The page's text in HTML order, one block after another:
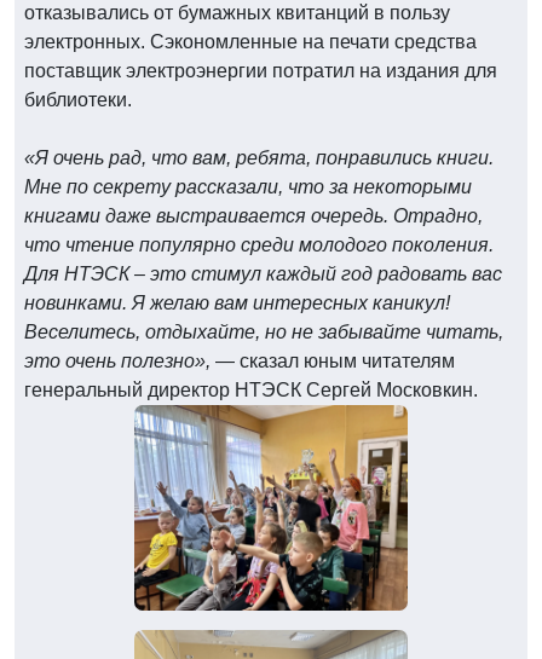
отказывались от бумажных квитанций в пользу
электронных. Сэкономленные на печати средства
поставщик электроэнергии потратил на издания для
библиотеки.
«Я очень рад, что вам, ребята, понравились книги.
Мне по секрету рассказали, что за некоторыми
книгами даже выстраивается очередь. Отрадно,
что чтение популярно среди молодого поколения.
Для НТЭСК – это стимул каждый год радовать вас
новинками. Я желаю вам интересных каникул!
Веселитесь, отдыхайте, но не забывайте читать,
это очень полезно», — сказал юным читателям
генеральный директор НТЭСК Сергей Московкин.